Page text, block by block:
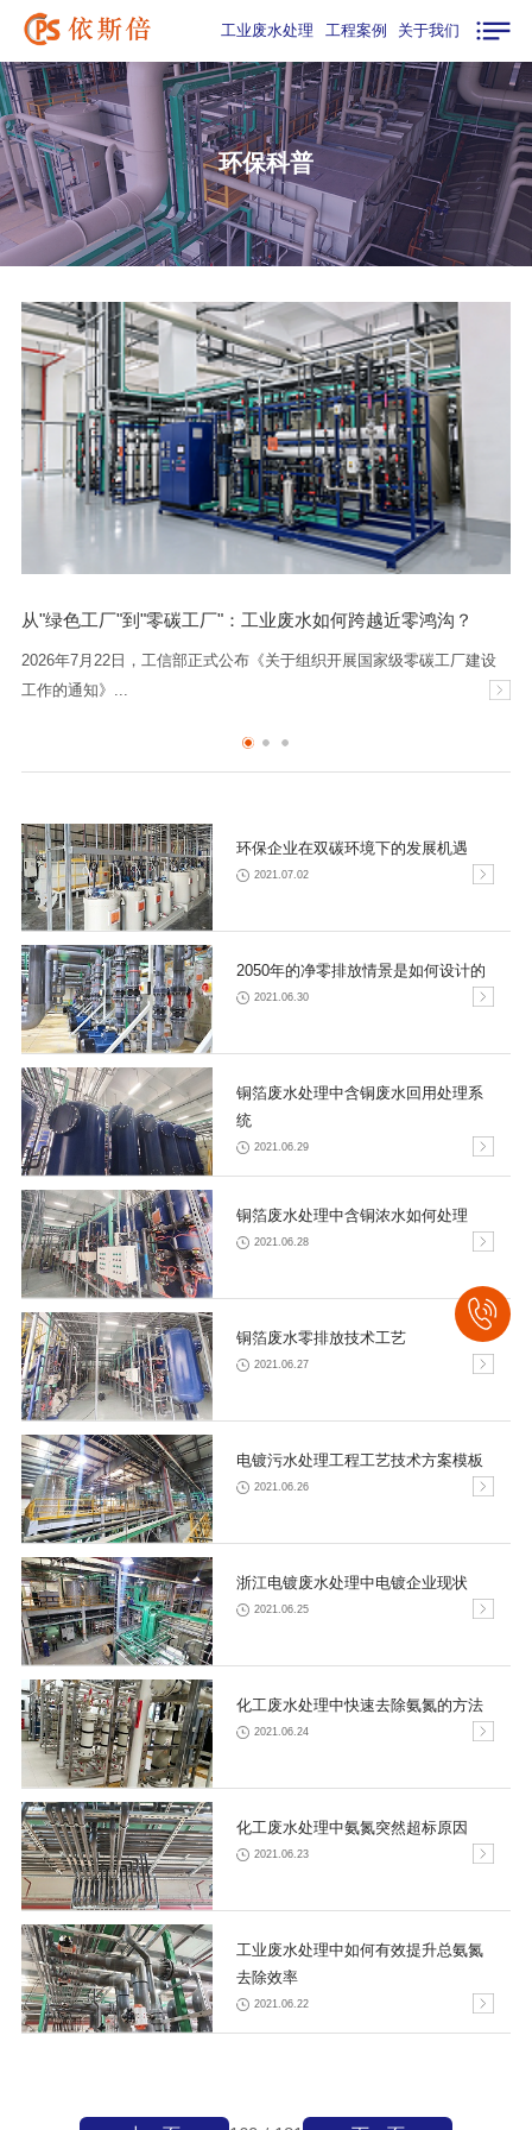
工业废水处理 工程案例 关于我们
环保科普
从"绿色工厂"到"零碳工厂"：工业废水如何跨越近零鸿沟？
2026年7月22日，工信部正式公布《关于组织开展国家级零碳工厂建设
工作的通知》...
环保企业在双碳环境下的发展机遇
2021.07.02
2050年的净零排放情景是如何设计的
2021.06.30
铜箔废水处理中含铜废水回用处理系
统
2021.06.29
铜箔废水处理中含铜浓水如何处理
2021.06.28
铜箔废水零排放技术工艺
2021.06.27
电镀污水处理工程工艺技术方案模板
2021.06.26
浙江电镀废水处理中电镀企业现状
2021.06.25
化工废水处理中快速去除氨氮的方法
2021.06.24
化工废水处理中氨氮突然超标原因
2021.06.23
工业废水处理中如何有效提升总氨氮
去除效率
2021.06.22